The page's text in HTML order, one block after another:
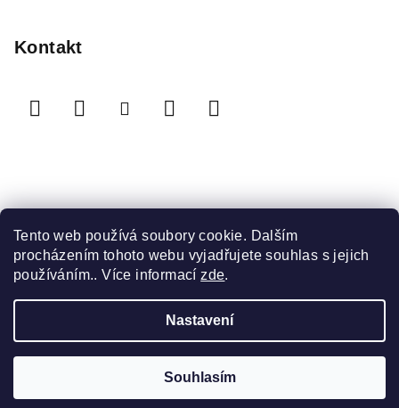
Tento web používá soubory cookie. Dalším
procházením tohoto webu vyjadřujete souhlas s jejich
používáním.. Více informacízde.
Nastavení
Souhlasím
Kontakt
Přijímáme online platby
Vytvořil Shoptet